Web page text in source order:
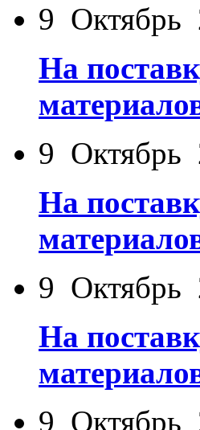
9 Октябрь
На
9 Октябрь
На
9 Октябрь
На
9 Октябрь